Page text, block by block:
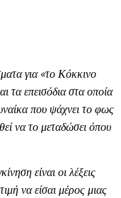
για «το Κόκκινο
τα επεισόδια στα οποία
που ψάχνει το φως
να το μεταδώσει όπου
είναι οι λέξεις
να είσαι μέρος μιας